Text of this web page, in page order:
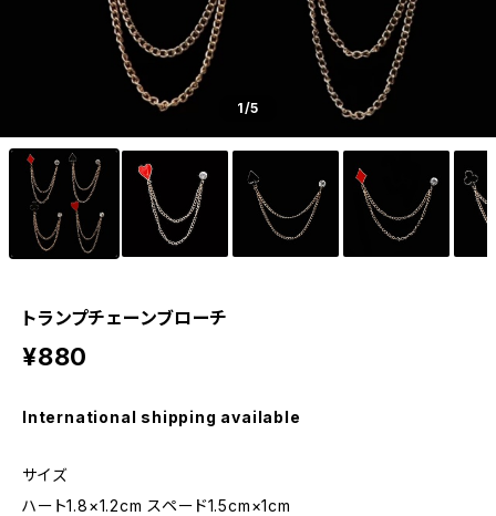
1/5
トランプチェーンブローチ
¥880
International shipping available
サイズ
ハート1.8×1.2cm スペード1.5cm×1cm